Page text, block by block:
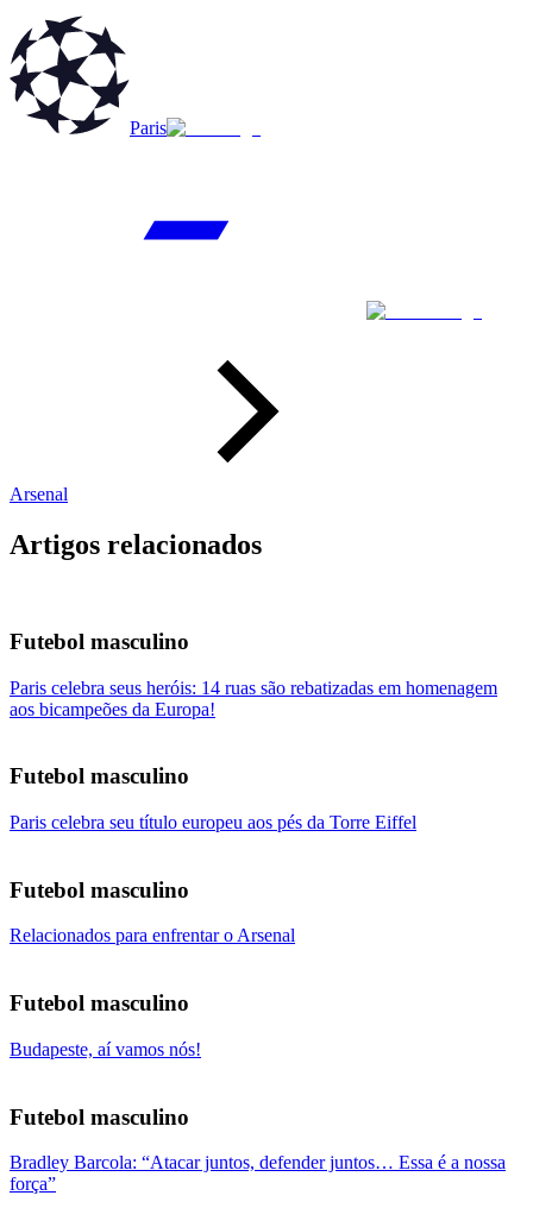
Paris
Arsenal
Artigos relacionados
Futebol masculino
Paris celebra seus heróis: 14 ruas são rebatizadas em homenagem
aos bicampeões da Europa!
Futebol masculino
Paris celebra seu título europeu aos pés da Torre Eiffel
Futebol masculino
Relacionados para enfrentar o Arsenal
Futebol masculino
Budapeste, aí vamos nós!
Futebol masculino
Bradley Barcola: “Atacar juntos, defender juntos… Essa é a nossa
força”